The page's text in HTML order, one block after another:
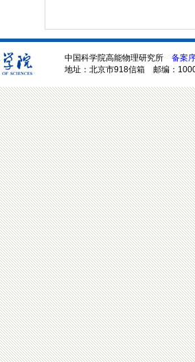
中国科学院高能物理研究所 备案
地址：北京市918信箱 邮编：